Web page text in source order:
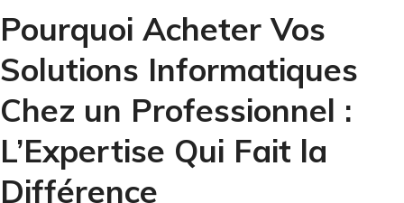
Pourquoi Acheter Vos
Solutions Informatiques
Chez un Professionnel :
L’Expertise Qui Fait la
Différence